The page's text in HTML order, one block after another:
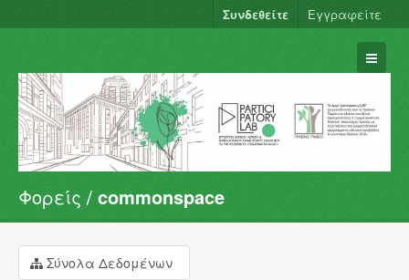
Συνδεθείτε Εγγραφείτε
Σύνολα Δεδομένων
Φορείς
Ομάδες
Φορείς commonspace
Σύνολα Δεδομένων